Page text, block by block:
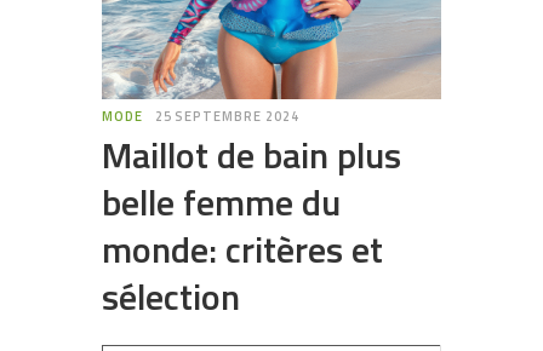
MODE 25 SEPTEMBRE 2024
Maillot de bain plus
belle femme du
monde: critères et
sélection